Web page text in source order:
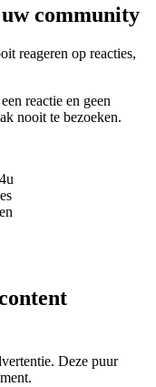
community
reageren op reacties,
reactie en geen
nooit te bezoeken.
Deze puur